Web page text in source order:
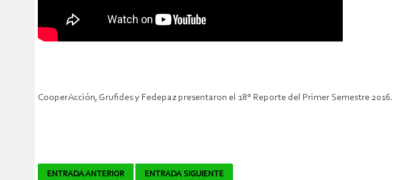
CooperAcción, Grufides y Fedepaz presentaron el 18° Reporte del Primer Semestre 2016.
ENTRADA ANTERIOR ENTRADA SIGUIENTE